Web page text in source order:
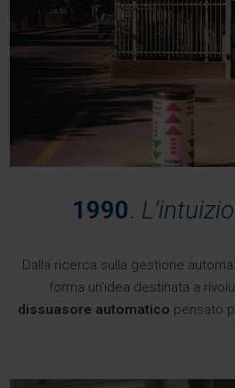
1990.
Dalla ricerca sulla gestione
forma un’idea destinata a
dissuasore automatico pensato